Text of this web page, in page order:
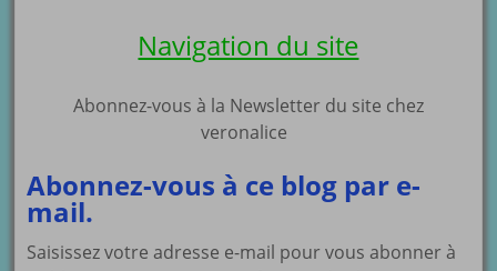
Navigation du site
Abonnez-vous à la Newsletter du site chez
veronalice
Abonnez-vous à ce blog par e-
mail.
Saisissez votre adresse e-mail pour vous abonner à